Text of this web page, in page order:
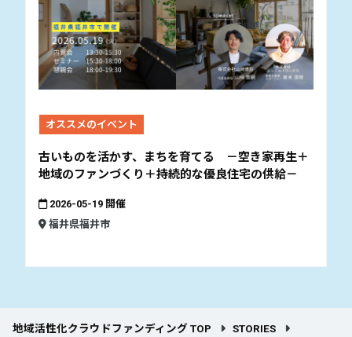
オススメのイベント
古いものを活かす、まちを育てる －空き家再生＋
地域のファンづくり＋持続的な優良住宅の供給－
2026-05-19 開催
福井県福井市
地域活性化クラウドファンディング TOP
STORIES